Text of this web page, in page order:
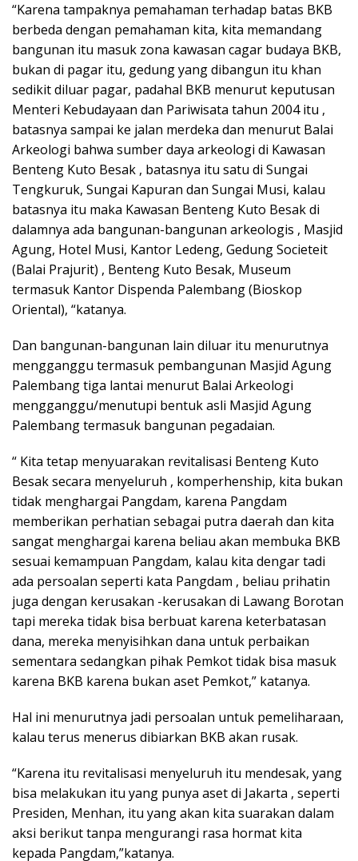
“Karena tampaknya pemahaman terhadap batas BKB
berbeda dengan pemahaman kita, kita memandang
bangunan itu masuk zona kawasan cagar budaya BKB,
bukan di pagar itu, gedung yang dibangun itu khan
sedikit diluar pagar, padahal BKB menurut keputusan
Menteri Kebudayaan dan Pariwisata tahun 2004 itu ,
batasnya sampai ke jalan merdeka dan menurut Balai
Arkeologi bahwa sumber daya arkeologi di Kawasan
Benteng Kuto Besak , batasnya itu satu di Sungai
Tengkuruk, Sungai Kapuran dan Sungai Musi, kalau
batasnya itu maka Kawasan Benteng Kuto Besak di
dalamnya ada bangunan-bangunan arkeologis , Masjid
Agung, Hotel Musi, Kantor Ledeng, Gedung Societeit
(Balai Prajurit) , Benteng Kuto Besak, Museum
termasuk Kantor Dispenda Palembang (Bioskop
Oriental), “katanya.
Dan bangunan-bangunan lain diluar itu menurutnya
mengganggu termasuk pembangunan Masjid Agung
Palembang tiga lantai menurut Balai Arkeologi
mengganggu/menutupi bentuk asli Masjid Agung
Palembang termasuk bangunan pegadaian.
“ Kita tetap menyuarakan revitalisasi Benteng Kuto
Besak secara menyeluruh , komperhenship, kita bukan
tidak menghargai Pangdam, karena Pangdam
memberikan perhatian sebagai putra daerah dan kita
sangat menghargai karena beliau akan membuka BKB
sesuai kemampuan Pangdam, kalau kita dengar tadi
ada persoalan seperti kata Pangdam , beliau prihatin
juga dengan kerusakan -kerusakan di Lawang Borotan
tapi mereka tidak bisa berbuat karena keterbatasan
dana, mereka menyisihkan dana untuk perbaikan
sementara sedangkan pihak Pemkot tidak bisa masuk
karena BKB karena bukan aset Pemkot,” katanya.
Hal ini menurutnya jadi persoalan untuk pemeliharaan,
kalau terus menerus dibiarkan BKB akan rusak.
“Karena itu revitalisasi menyeluruh itu mendesak, yang
bisa melakukan itu yang punya aset di Jakarta , seperti
Presiden, Menhan, itu yang akan kita suarakan dalam
aksi berikut tanpa mengurangi rasa hormat kita
kepada Pangdam,”katanya.